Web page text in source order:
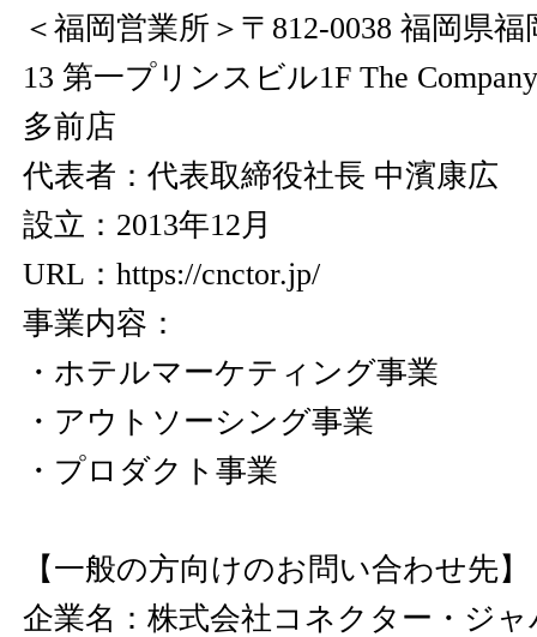
＜福岡営業所＞〒812-0038 福岡県
13 第一プリンスビル1F The
多前店
代表者：代表取締役社長 中濱康広
設立：2013年12月
URL： https://cnctor.jp/
事業内容：
・ホテルマーケティング事業
・アウトソーシング事業
・プロダクト事業
【一般の方向けのお問い合わせ先】
企業名：株式会社コネクター・ジ